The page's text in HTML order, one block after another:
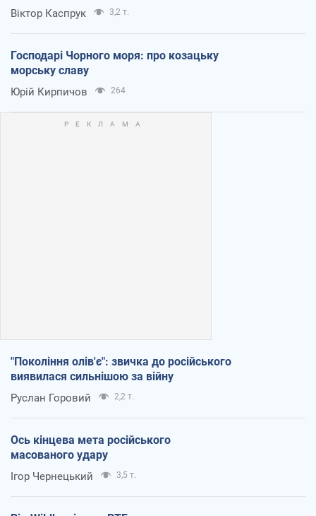
Віктор Каспрук 3,2 т.
Господарі Чорного моря: про козацьку
морську славу
Юрій Кирпичов 264
"Покоління олів'є": звичка до російського
виявилася сильнішою за війну
Руслан Горовий 2,2 т.
Ось кінцева мета російського
масованого удару
Ігор Чернецький 3,5 т.